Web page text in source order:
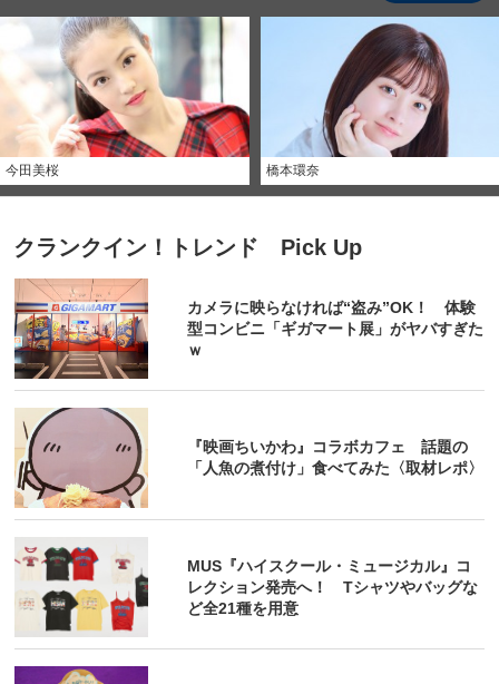
今田美桜 橋本環奈
クランクイン！トレンド Pick Up
カメラに映らなければ“盗み”OK！ 体験
型コンビニ「ギガマート展」がヤバすぎた
ｗ
『映画ちいかわ』コラボカフェ 話題の
「人魚の煮付け」食べてみた〈取材レポ〉
MUS『ハイスクール・ミュージカル』コ
レクション発売へ！ Tシャツやバッグな
ど全21種を用意